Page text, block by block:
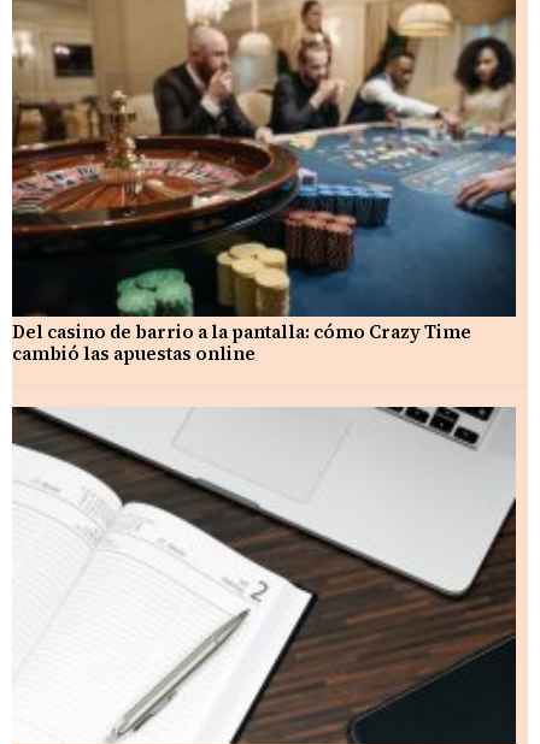
Del casino de barrio a la pantalla: cómo Crazy Time
cambió las apuestas online